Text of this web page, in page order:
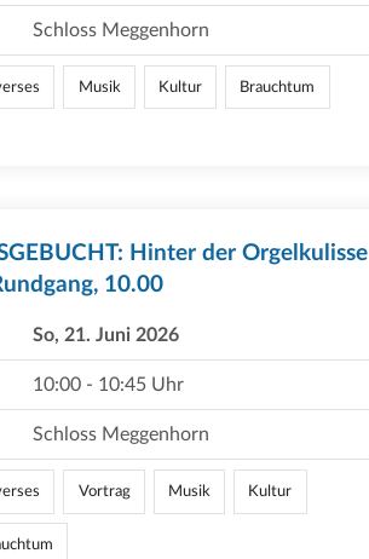
Schloss Meggenhorn
Musik Kultur Brauchtum
Hinter der Orgelkulisse
10.00
So, 21. Juni 2026
10:00 - 10:45 Uhr
Schloss Meggenhorn
Vortrag Musik Kultur